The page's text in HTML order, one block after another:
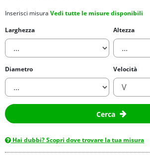
Inserisci misura Vedi tutte le misure disponibili
Larghezza
Altezza
Diametro Velocità
Cerca
Hai dubbi? Scopri dove trovare la tua misura